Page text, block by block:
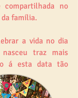
no
família.
a vida no dia
traz mais
á esta data tão